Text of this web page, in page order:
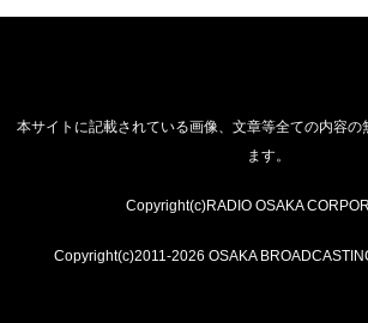
本サイトに記載されている画像、文章等全ての内容の
ます。
Copyright(c)RADIO OSAKA
Copyright(c)2011-2026 OSAKA